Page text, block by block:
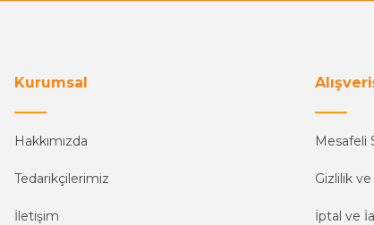
Kurumsal
Hakkımızda
Tedarikçilerimiz
İletişim
Mesafeli
Gizlilik
İptal ve